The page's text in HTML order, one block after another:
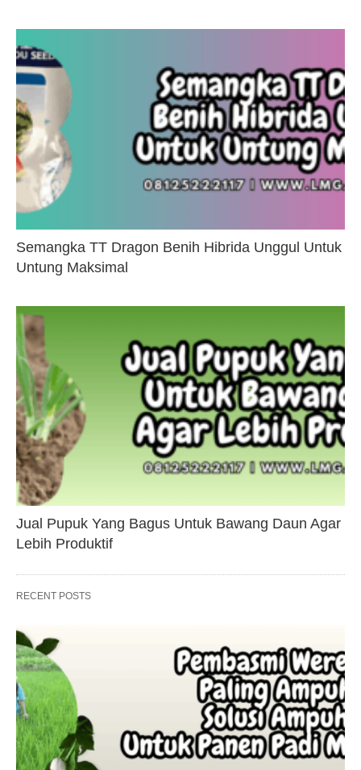
Semangka TT Dragon Benih Hibrida Unggul Untuk
Untung Maksimal
Jual Pupuk Yang Bagus Untuk Bawang Daun Agar
Lebih Produktif
RECENT POSTS